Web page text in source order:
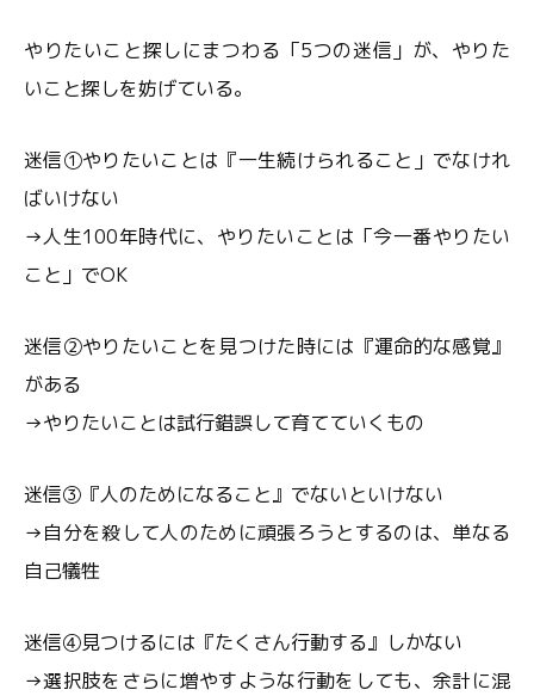
やりたいこと探しにまつわる「5つの迷信」が、やりた
いこと探しを妨げている。
迷信①やりたいことは『一生続けられること」でなけれ
ばいけない
→人生100年時代に、やりたいことは「今一番やりたい
こと」でOK
迷信②やりたいことを見つけた時には『運命的な感覚』
がある
→やりたいことは試行錯誤して育てていくもの
迷信③『人のためになること』でないといけない
→自分を殺して人のために頑張ろうとするのは、単なる
自己犠牲
迷信④見つけるには『たくさん行動する』しかない
→選択肢をさらに増やすような行動をしても、余計に混